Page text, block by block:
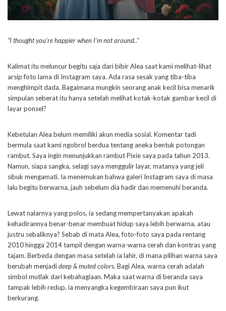
“I thought you’re happier when I’m not around..”
Kalimat itu meluncur begitu saja dari bibir Alea saat kami melihat-lihat
arsip foto lama di Instagram saya. Ada rasa sesak yang tiba-tiba
menghimpit dada. Bagaimana mungkin seorang anak kecil bisa menarik
simpulan seberat itu hanya setelah melihat kotak-kotak gambar kecil di
layar ponsel?
Kebetulan Alea belum memiliki akun media sosial. Komentar tadi
bermula saat kami ngobrol berdua tentang aneka bentuk potongan
rambut. Saya ingin menunjukkan rambut Pixie saya pada tahun 2013.
Namun, siapa sangka, selagi saya menggulir layar, matanya yang jeli
sibuk mengamati. Ia menemukan bahwa galeri Instagram saya di masa
lalu begitu berwarna, jauh sebelum dia hadir dan memenuhi beranda.
Lewat nalarnya yang polos, ia sedang mempertanyakan apakah
kehadirannya benar-benar membuat hidup saya lebih berwarna, atau
justru sebaliknya? Sebab di mata Alea, foto-foto saya pada rentang
2010 hingga 2014 tampil dengan warna-warna cerah dan kontras yang
tajam. Berbeda dengan masa setelah ia lahir, di mana pilihan warna saya
berubah menjadideep & muted colors. Bagi Alea, warna cerah adalah
simbol mutlak dari kebahagiaan. Maka saat warna di beranda saya
tampak lebih redup, ia menyangka kegembiraan saya pun ikut
berkurang.